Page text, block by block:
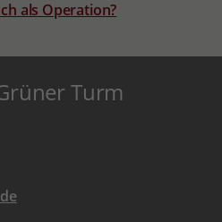
als Operation?
Turm